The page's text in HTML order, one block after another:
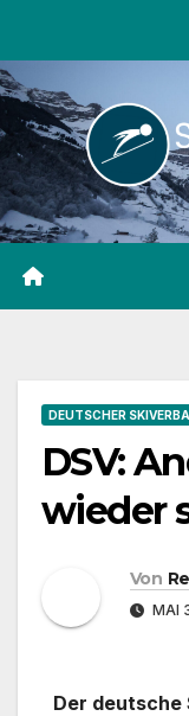
springen
DEUTSCHER
DSV:
wieder
Von
MAI
Der deutsche